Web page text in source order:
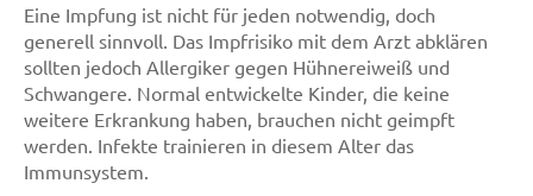
Eine Impfung ist nicht für jeden notwendig, doch
generell sinnvoll. Das Impfrisiko mit dem Arzt abklären
sollten jedoch Allergiker gegen Hühnereiweiß und
Schwangere. Normal entwickelte Kinder, die keine
weitere Erkrankung haben, brauchen nicht geimpft
werden. Infekte trainieren in diesem Alter das
Immunsystem.